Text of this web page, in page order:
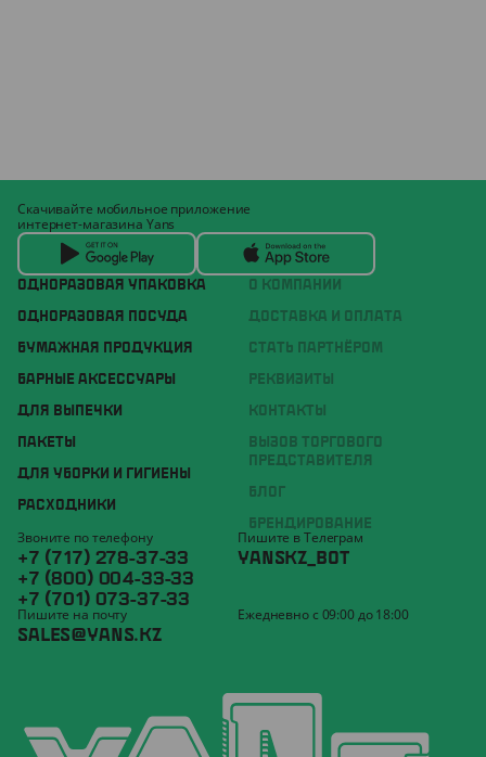
ОДНОРАЗОВАЯ УПАКОВКА
ОДНОРАЗОВАЯ ПОСУДА
БУМАЖНАЯ ПРОДУКЦИЯ
БАРНЫЕ АКСЕССУАРЫ
ДЛЯ ВЫПЕЧКИ
ПАКЕТЫ
ДЛЯ УБОРКИ И ГИГИЕНЫ
РАСХОДНИКИ
О КОМПАНИИ
ДОСТАВКА И ОПЛАТА
СТАТЬ ПАРТНЁРОМ
РЕКВИЗИТЫ
КОНТАКТЫ
ВЫЗОВ ТОРГОВОГО
ПРЕДСТАВИТЕЛЯ
БЛОГ
БРЕНДИРОВАНИЕ
Скачивайте мобильное приложение
интернет-магазина Yans
Звоните по телефону
+7 (717) 278-37-33
+7 (800) 004-33-33
+7 (701) 073-37-33
Пишите в Телеграм
YANSKZ_BOT
Пишите на почту
SALES@YANS.KZ
Ежедневно с 09:00 до 18:00